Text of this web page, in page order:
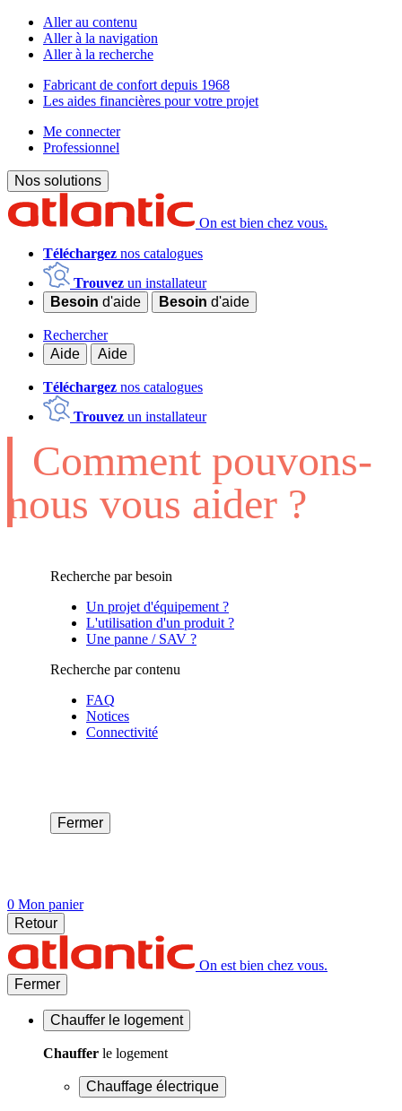
Aller au contenu
Aller à la navigation
Aller à la recherche
Fabricant de confort depuis 1968
Les aides financières pour votre projet
Me connecter
Professionnel
Nos solutions
On est bien chez vous.
Téléchargez nos catalogues
Trouvez un installateur
Besoin d'aide Besoin d'aide
Rechercher
Aide
Aide
Téléchargez nos catalogues
Trouvez un installateur
Comment pouvons-
nous vous aider ?
Recherche par besoin
Un projet d'équipement ?
L'utilisation d'un produit ?
Une panne / SAV ?
Recherche par contenu
FAQ
Notices
Connectivité
Fermer
0 Mon panier
Retour
On est bien chez vous.
Fermer
Chauffer le logement
Chauffer le logement
Chauffage électrique